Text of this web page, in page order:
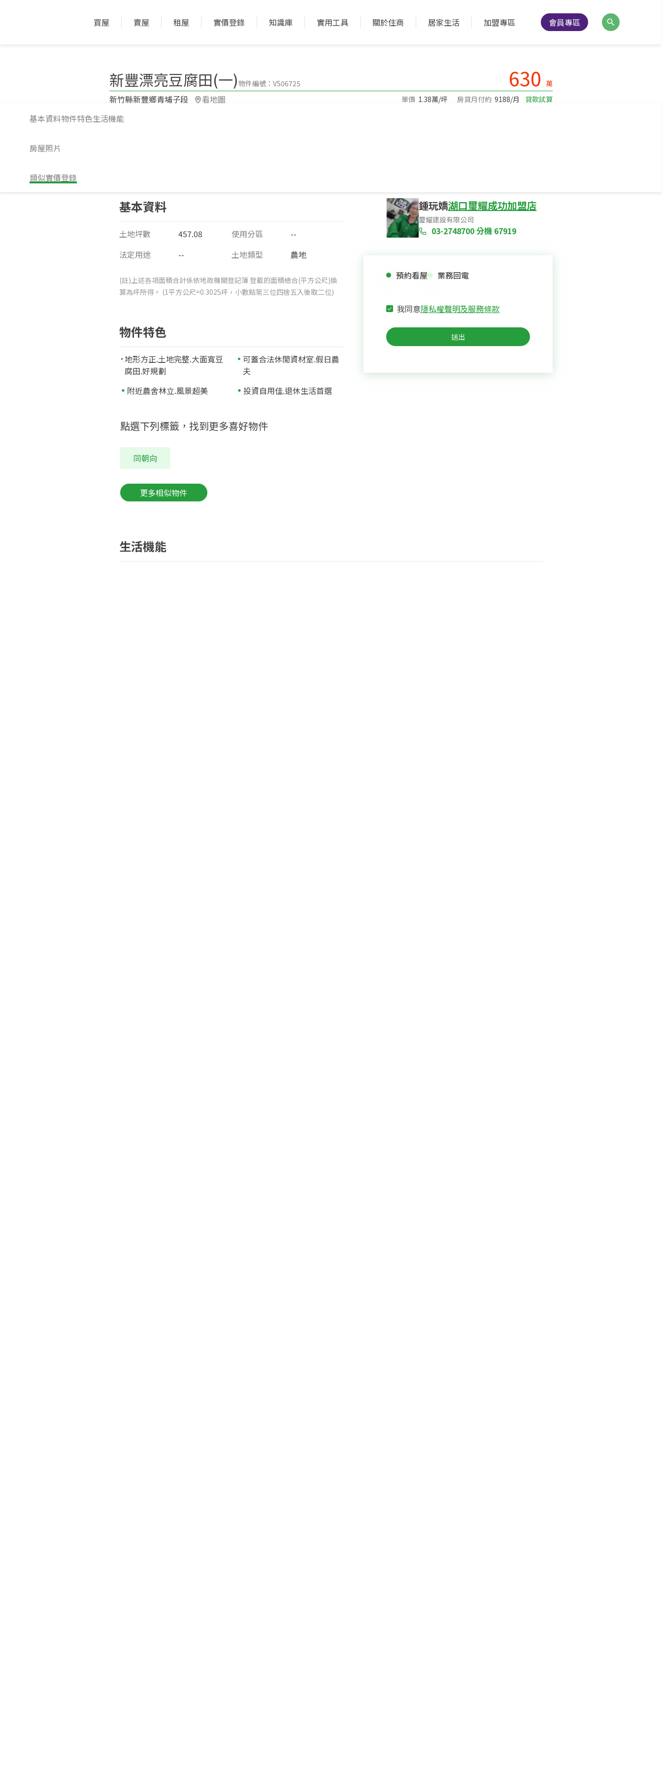
買屋 賣屋 租屋 實價登錄 知識庫 實用工具 關於住商 居家生活 加盟專區 會員專區
基本資料物件特色生活機能
房屋照片
類似實價登錄
新豐漂亮豆腐田(一)物件編號：VS06725 630 萬
新竹縣新豐鄉青埔子段​ 看地圖 單價 1.38萬/坪 房貸月付約 9188/月 貸款試算
基本資料
土地坪數 457.08 使用分區
--
法定用途
-- 土地類型 農地
(註)上述各項面積合計係依地政機關登記簿 登載的面積總合(平方公尺)換
算為坪所得。 (1平方公尺=0.3025坪，小數點第三位四捨五入後取二位)
物件特色
地形方正.土地完整.大面寬豆
腐田.好規劃
可蓋合法休閒資材室.假日農
夫
附近農舍林立.風景超美
投資自用佳.退休生活首選
點選下列標籤，找到更多喜好物件
同朝向
更多相似物件
鍾玩嬌湖口璽耀成功加盟店
璽耀建設有限公司
03-2748700分機 67919
預約看屋 業務回電
我同意隱私權聲明及服務條款
送出
生活機能